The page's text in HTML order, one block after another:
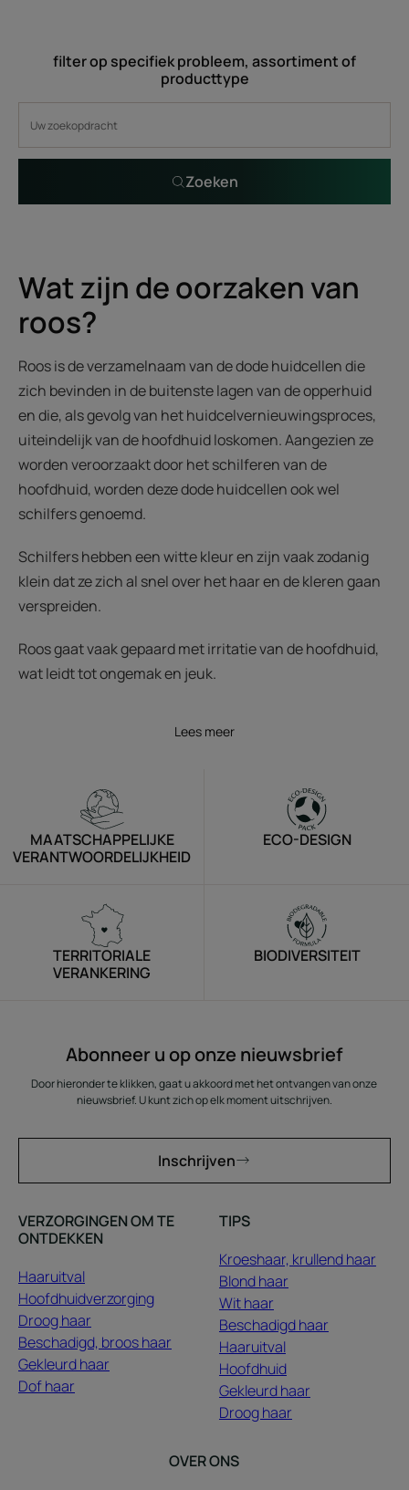
filter op specifiek probleem, assortiment of
producttype
Zoeken
Wat zijn de oorzaken van
roos?
Roos is de verzamelnaam van de dode huidcellen die
zich bevinden in de buitenste lagen van de opperhuid
en die, als gevolg van het huidcelvernieuwingsproces,
uiteindelijk van de hoofdhuid loskomen. Aangezien ze
worden veroorzaakt door het schilferen van de
hoofdhuid, worden deze dode huidcellen ook wel
schilfers genoemd.
Schilfers hebben een witte kleur en zijn vaak zodanig
klein dat ze zich al snel over het haar en de kleren gaan
verspreiden.
Roos gaat vaak gepaard met irritatie van de hoofdhuid,
wat leidt tot ongemak en jeuk.
Lees meer
MAATSCHAPPELIJKE
VERANTWOORDELIJKHEID
ECO-DESIGN
TERRITORIALE
VERANKERING
BIODIVERSITEIT
Abonneer u op onze nieuwsbrief
Door hieronder te klikken, gaat u akkoord met het ontvangen van onze
nieuwsbrief. U kunt zich op elk moment uitschrijven.
Inschrijven
VERZORGINGEN OM TE
ONTDEKKEN
Haaruitval
Hoofdhuidverzorging
Droog haar
Beschadigd, broos haar
Gekleurd haar
Dof haar
TIPS
Kroeshaar, krullend haar
Blond haar
Wit haar
Beschadigd haar
Haaruitval
Hoofdhuid
Gekleurd haar
Droog haar
OVER ONS